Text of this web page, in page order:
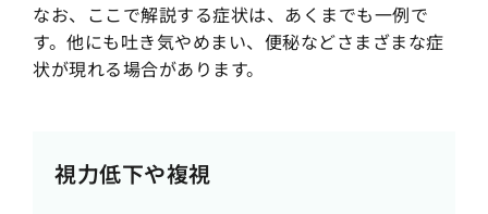
なお、ここで解説する症状は、あくまでも一例で
す。他にも吐き気やめまい、便秘などさまざまな症
状が現れる場合があります。
視力低下や複視